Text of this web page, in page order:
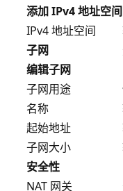
添加 IPv4 地址空间
IPv4 地址空间
子网
编辑子网
子网用途
名称
起始地址
子网大小
安全性
NAT 网关